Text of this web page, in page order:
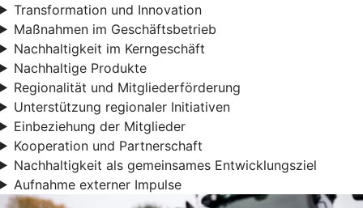
Transformation und Innovation
Maßnahmen im Geschäftsbetrieb
Nachhaltigkeit im Kerngeschäft
Nachhaltige Produkte
Regionalität und Mitgliederförderung
Unterstützung regionaler Initiativen
Einbeziehung der Mitglieder
Kooperation und Partnerschaft
Nachhaltigkeit als gemeinsames Entwicklungsziel
Aufnahme externer Impulse